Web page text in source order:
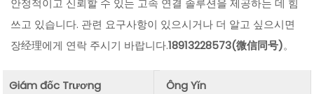
안정적이고 신뢰할 수 있는 고속 연결 솔루션을 제공하는 데 힘
쓰고 있습니다. 관련 요구사항이 있으시거나 더 알고 싶으시면
장经理에게 연락 주시기 바랍니다.18913228573(微信同号)。
Giám đốc Trương
Ông Yǐn